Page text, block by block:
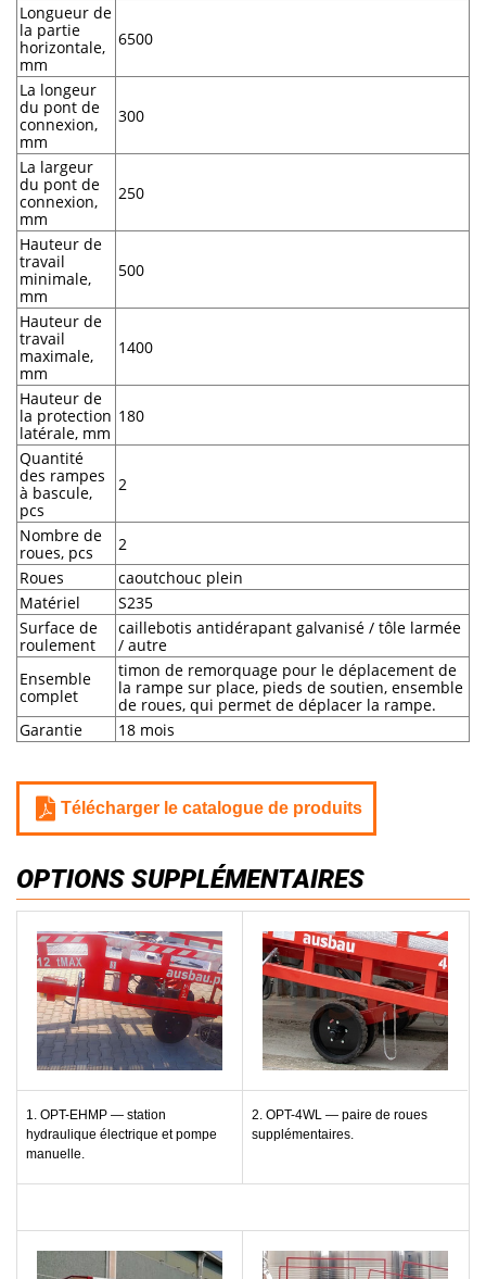
Longueur de
la partie
horizontale,
mm
6500
La longeur
du pont de
connexion,
mm
300
La largeur
du pont de
connexion,
mm
250
Hauteur de
travail
minimale,
mm
500
Hauteur de
travail
maximale,
mm
1400
Hauteur de
la protection
latérale, mm
180
Quantité
des rampes
à bascule,
pcs
2
Nombre de
roues, pcs
2
Roues
caoutchouc plein
Matériel
S235
Surface de
roulement
caillebotis antidérapant galvanisé / tôle larmée
/ autre
Ensemble
complet
timon de remorquage pour le déplacement de
la rampe sur place, pieds de soutien, ensemble
de roues, qui permet de déplacer la rampe.
Garantie
18 mois
Télécharger le catalogue de produits
OPTIONS SUPPLÉMENTAIRES
1. OPT-EHMP — station
hydraulique électrique et pompe
manuelle.
2. OPT-4WL — paire de roues
supplémentaires.